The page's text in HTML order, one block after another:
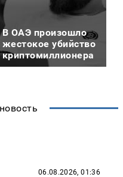
В ОАЭ произошло
жестокое убийство
криптомиллионера
06.08.2026, 01:36